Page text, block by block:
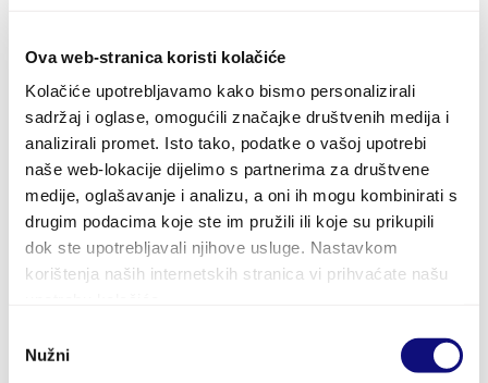
Ova web-stranica koristi kolačiće
Kolačiće upotrebljavamo kako bismo personalizirali
sadržaj i oglase, omogućili značajke društvenih medija i
analizirali promet. Isto tako, podatke o vašoj upotrebi
naše web-lokacije dijelimo s partnerima za društvene
medije, oglašavanje i analizu, a oni ih mogu kombinirati s
drugim podacima koje ste im pružili ili koje su prikupili
dok ste upotrebljavali njihove usluge. Nastavkom
korištenja naših internetskih stranica vi prihvaćate našu
pristanka
Nužni
Fax: +385 (0)21 697 549
E-mail: info@opcinagradac.hr
Radno vrijeme:
Ponedjeljak - Petak: 07:30 - 15:30
Rad sa strankama: 08:00 - 11:00
Pauza: 11:30 - 12:00
19:00